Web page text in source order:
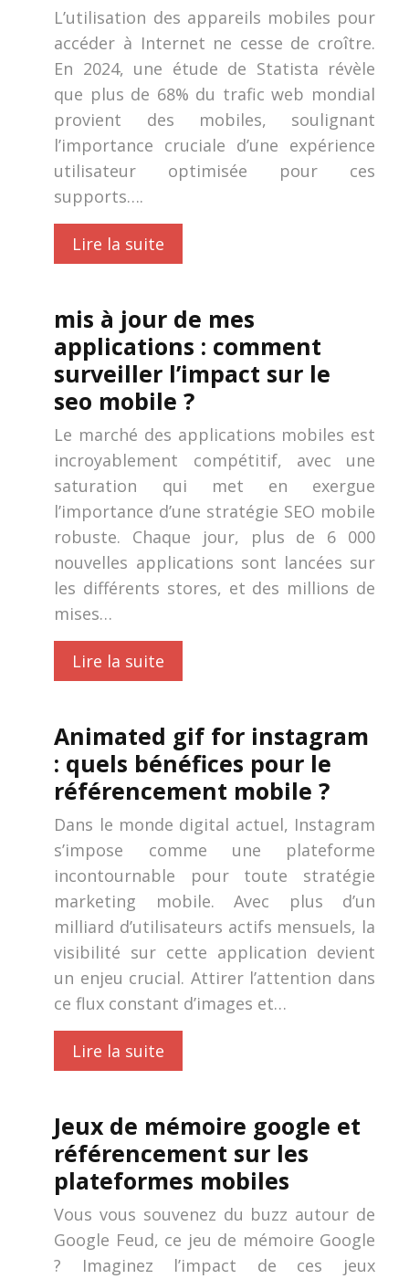
L’utilisation des appareils mobiles pour
accéder à Internet ne cesse de croître.
En 2024, une étude de Statista révèle
que plus de 68% du trafic web mondial
provient des mobiles, soulignant
l’importance cruciale d’une expérience
utilisateur optimisée pour ces
supports….
Lire la suite
mis à jour de mes
applications : comment
surveiller l’impact sur le
seo mobile ?
Le marché des applications mobiles est
incroyablement compétitif, avec une
saturation qui met en exergue
l’importance d’une stratégie SEO mobile
robuste. Chaque jour, plus de 6 000
nouvelles applications sont lancées sur
les différents stores, et des millions de
mises…
Lire la suite
Animated gif for instagram
: quels bénéfices pour le
référencement mobile ?
Dans le monde digital actuel, Instagram
s’impose comme une plateforme
incontournable pour toute stratégie
marketing mobile. Avec plus d’un
milliard d’utilisateurs actifs mensuels, la
visibilité sur cette application devient
un enjeu crucial. Attirer l’attention dans
ce flux constant d’images et…
Lire la suite
Jeux de mémoire google et
référencement sur les
plateformes mobiles
Vous vous souvenez du buzz autour de
Google Feud, ce jeu de mémoire Google
? Imaginez l’impact de ces jeux